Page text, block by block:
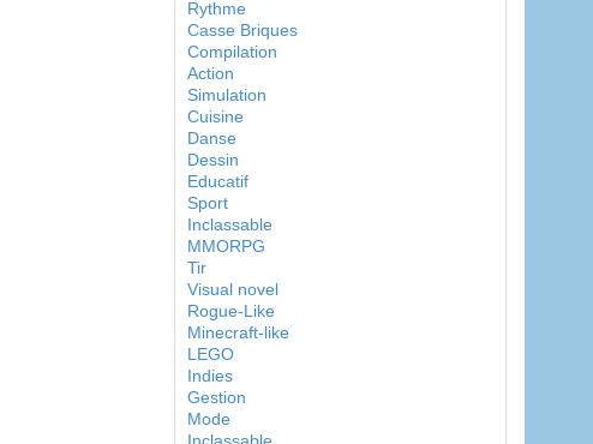
Rythme
Casse Briques
Compilation
Action
Simulation
Cuisine
Danse
Dessin
Educatif
Sport
Inclassable
MMORPG
Tir
Visual novel
Rogue-Like
Minecraft-like
LEGO
Indies
Gestion
Mode